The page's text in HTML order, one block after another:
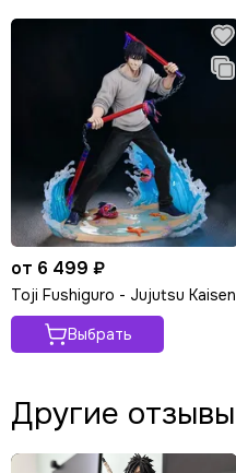
от 6 499 ₽
Toji Fushiguro - Jujutsu Kaisen
Выбрать
Другие отзывы